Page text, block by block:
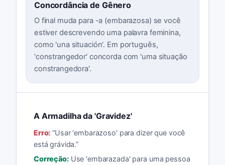
Concordância de Gênero
O final muda para -a (embarazosa) se você
estiver descrevendo uma palavra feminina,
como 'una situación'. Em português,
'constrangedor' concorda com 'uma situação
constrangedora'.
A Armadilha da 'Gravidez'
Erro: “Usar 'embarazoso' para dizer que você
está grávida.”
Correção: Use 'embarazada' para uma pessoa